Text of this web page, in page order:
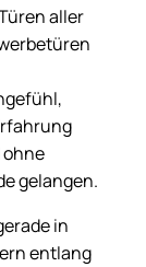
aller
ohne
gelangen.
in
entlang